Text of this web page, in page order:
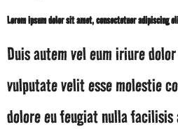
Lorem ipsum dolor sit amet, consectetuer adipiscing
Duis autem vel eum iriure
vulputate velit esse molestie
dolore eu feugiat nulla